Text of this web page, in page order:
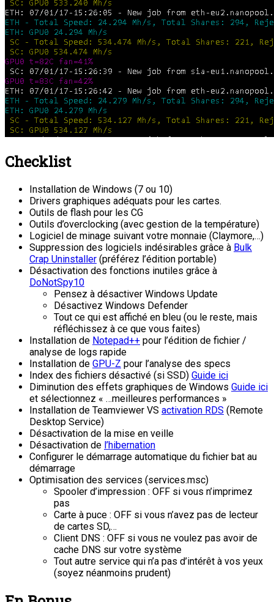
Checklist
Installation de Windows (7 ou 10)
Drivers graphiques adéquats pour les cartes.
Outils de flash pour les CG
Outils d’overclocking (avec gestion de la température)
Logiciel de minage suivant votre monnaie (Claymore,…)
Suppression des logiciels indésirables grâce à Bulk
Crap Uninstaller (préférez l’édition portable)
Désactivation des fonctions inutiles grâce à
DoNotSpy10
Pensez à désactiver Windows Update
Désactivez Windows Defender
Tout ce qui est affiché en bleu (ou le reste, mais
réfléchissez à ce que vous faites)
Installation de Notepad++ pour l’édition de fichier /
analyse de logs rapide
Installation de GPU-Z pour l’analyse des specs
Index des fichiers désactivé (si SSD) Guide ici
Diminution des effets graphiques de Windows Guide ici
et sélectionnez « …meilleures performances »
Installation de Teamviewer VS activation RDS (Remote
Desktop Service)
Désactivation de la mise en veille
Désactivation de l’hibernation
Configurer le démarrage automatique du fichier bat au
démarrage
Optimisation des services (services.msc)
Spooler d’impression : OFF si vous n’imprimez
pas
Carte à puce : OFF si vous n’avez pas de lecteur
de cartes SD,…
Client DNS : OFF si vous ne voulez pas avoir de
cache DNS sur votre système
Tout autre service qui n’a pas d’intérêt à vos yeux
(soyez néanmoins prudent)